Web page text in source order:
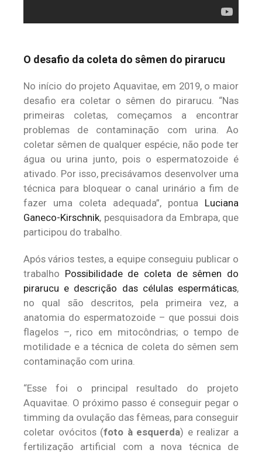
O desafio da coleta do sêmen do pirarucu
No início do projeto Aquavitae, em 2019, o maior
desafio era coletar o sêmen do pirarucu. “Nas
primeiras coletas, começamos a encontrar
problemas de contaminação com urina. Ao
coletar sêmen de qualquer espécie, não pode ter
água ou urina junto, pois o espermatozoide é
ativado. Por isso, precisávamos desenvolver uma
técnica para bloquear o canal urinário a fim de
fazer uma coleta adequada”, pontua Luciana
Ganeco-Kirschnik, pesquisadora da Embrapa, que
participou do trabalho.
Após vários testes, a equipe conseguiu publicar o
trabalho Possibilidade de coleta de sêmen do
pirarucu e descrição das células espermáticas,
no qual são descritos, pela primeira vez, a
anatomia do espermatozoide – que possui dois
flagelos –, rico em mitocôndrias; o tempo de
motilidade e a técnica de coleta do sêmen sem
contaminação com urina.
“Esse foi o principal resultado do projeto
Aquavitae. O próximo passo é conseguir pegar o
timming da ovulação das fêmeas, para conseguir
coletar ovócitos (foto à esquerda) e realizar a
fertilização artificial com a nova técnica de